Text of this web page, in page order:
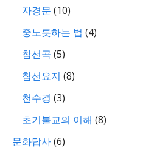
자경문 (10)
중노릇하는 법 (4)
참선곡 (5)
참선요지 (8)
천수경 (3)
초기불교의 이해 (8)
문화답사(6)